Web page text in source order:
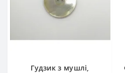
Гудзик з мушлі,